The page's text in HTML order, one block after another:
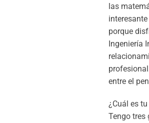
las
porque
Ingeniería
entre el
¿Cuál es
Tengo tres